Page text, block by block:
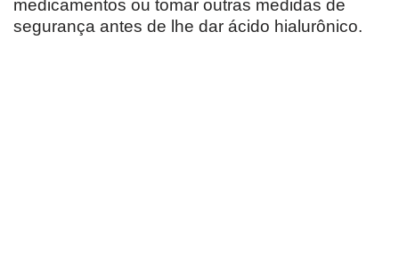
medicamentos ou tomar outras medidas de
segurança antes de lhe dar ácido hialurônico.